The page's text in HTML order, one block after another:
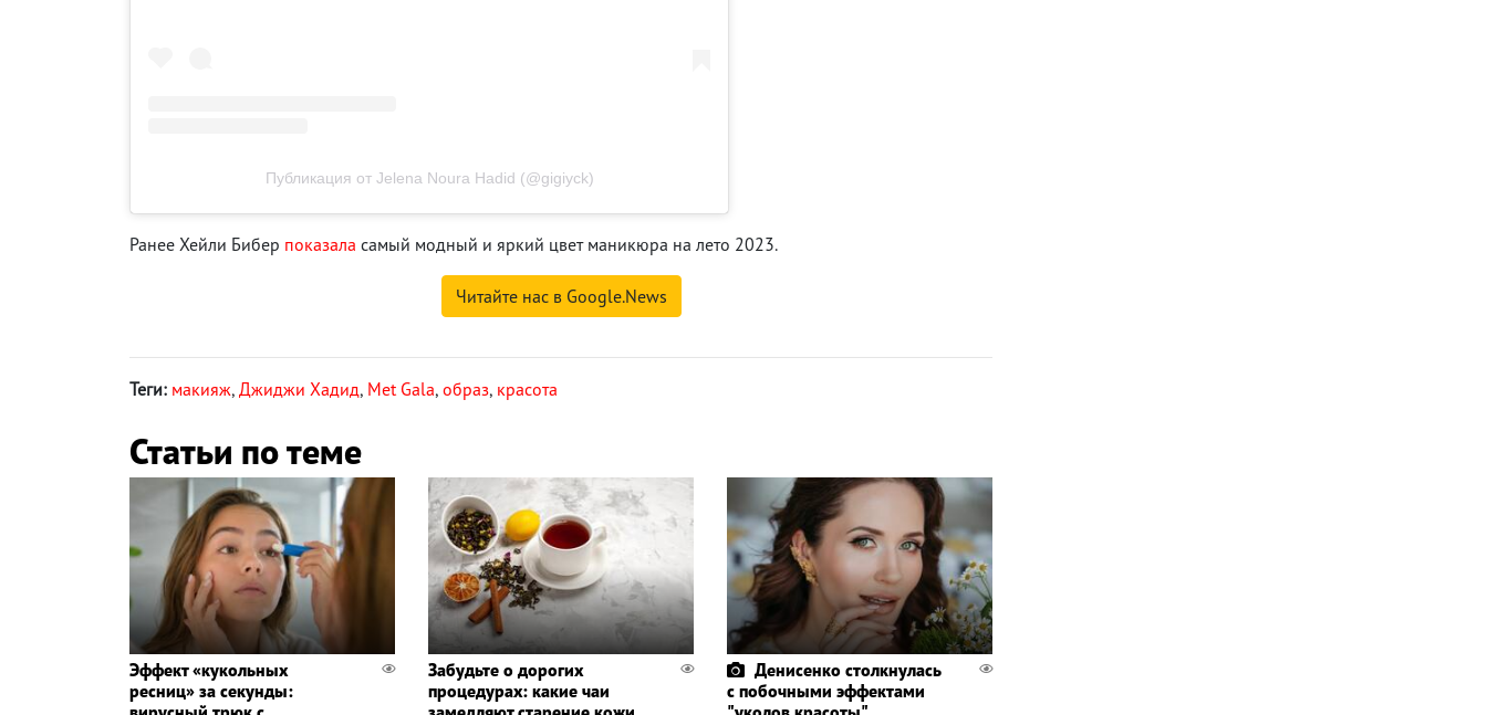
Публикация от Jelena Noura Hadid (@gigiyck)
Ранее Хейли Бибер показала самый модный и яркий цвет маникюра на лето 2023.
Читайте нас в Google.News
Теги: макияж, Джиджи Хадид, Met Gala, образ, красота
Статьи по теме
Эффект «кукольных
ресниц» за секунды:
Забудьте о дорогих
процедурах: какие чаи
Денисенко столкнулась
с побочными эффектами